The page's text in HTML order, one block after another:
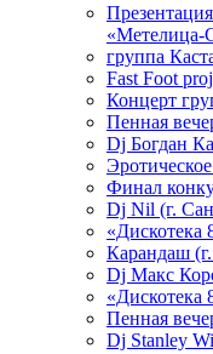
«Метелица-
группа
Fast Foot
Концерт
Пенная
Dj Богдан
Финал
Dj Nil (г.
«Дискотека
Карандаш
Dj Макс
«Дискотека
Пенная
Dj Stanley